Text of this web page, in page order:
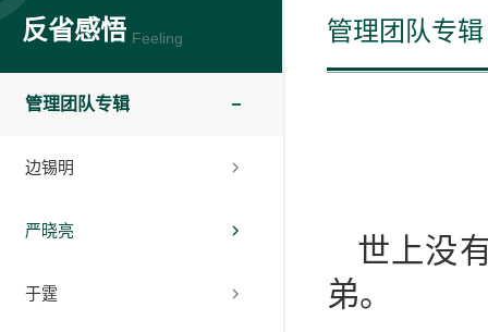
反省感悟 Feeling
管理团队专辑
边锡明
严晓亮
于霆
管理团队专辑
世上没
弟。